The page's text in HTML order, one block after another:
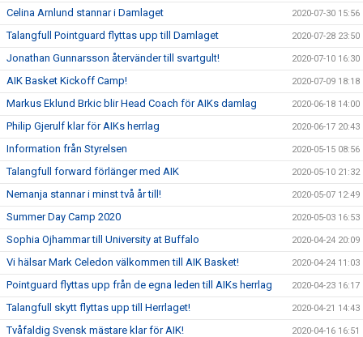
Celina Arnlund stannar i Damlaget 2020-07-30 15:56
Talangfull Pointguard flyttas upp till Damlaget 2020-07-28 23:50
Jonathan Gunnarsson återvänder till svartgult! 2020-07-10 16:30
AIK Basket Kickoff Camp! 2020-07-09 18:18
Markus Eklund Brkic blir Head Coach för AIKs damlag 2020-06-18 14:00
Philip Gjerulf klar för AIKs herrlag 2020-06-17 20:43
Information från Styrelsen 2020-05-15 08:56
Talangfull forward förlänger med AIK 2020-05-10 21:32
Nemanja stannar i minst två år till! 2020-05-07 12:49
Summer Day Camp 2020 2020-05-03 16:53
Sophia Ojhammar till University at Buffalo 2020-04-24 20:09
Vi hälsar Mark Celedon välkommen till AIK Basket! 2020-04-24 11:03
Pointguard flyttas upp från de egna leden till AIKs herrlag 2020-04-23 16:17
Talangfull skytt flyttas upp till Herrlaget! 2020-04-21 14:43
Tvåfaldig Svensk mästare klar för AIK! 2020-04-16 16:51